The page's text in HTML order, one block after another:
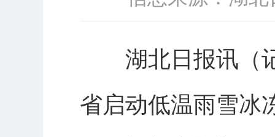
湖北日报讯（记
省启动低温雨雪冰